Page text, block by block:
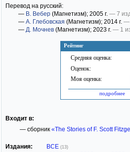
Рейтинг
Средняя оценка:
Оценок:
Моя оценка:
подробнее
Перевод на русский:
— В. Вебер (Магнетизм); 2005 г. — 7
— А. Глебовская (Магнетизм); 2014 г. —
— Д. Мочнев (Магнетизм); 2023 г. — 1
Входит в:
— сборник «The Stories of F. Scott
Издания: ВСЕ (13)